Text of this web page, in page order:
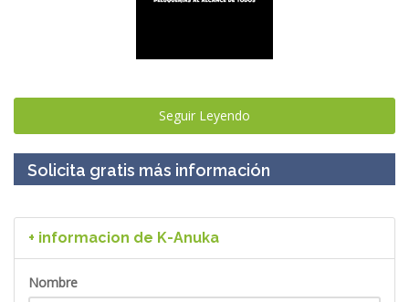
Seguir Leyendo
Solicita gratis más información
+ informacion de K-Anuka
Nombre